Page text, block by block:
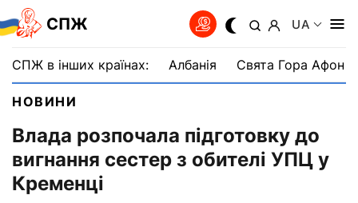
СПЖ UA
СПЖ в інших країнах: Албанія Свята Гора Афон
НОВИНИ
Влада розпочала підготовку до
вигнання сестер з обителі УПЦ у
Кременці